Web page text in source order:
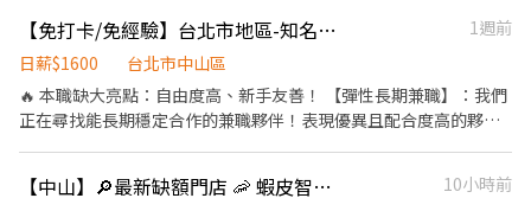
【免打卡/免經驗】台北市地區-知名藥妝商品陳列專員(自排時間/自備機車)
1週前
日薪$1600
台北市中山區
🔥 本職缺大亮點：自由度高、新手友善！ 【彈性長期兼職】：我們
正在尋找能長期穩定合作的兼職夥伴！表現優異且配合度高的夥
龍專業職前訓練」，由前輩手把手帶領，流程明確、好上手，讓你
【中山】🔎最新缺額門店 🦐 蝦皮智取/門市 ⚡快速報到
10小時前